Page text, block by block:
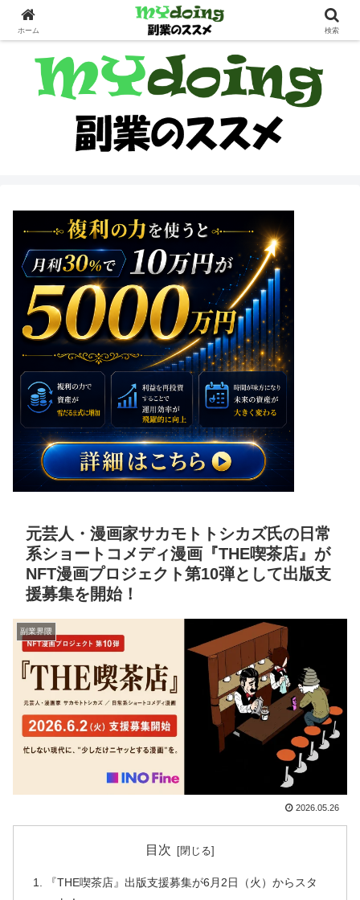
副業界隈
元芸人・漫画家サカモトトシカズ氏の日常
系ショートコメディ漫画『THE喫茶店』が
NFT漫画プロジェクト第10弾として出版支
援募集を開始！
副業界隈
2026.05.26
目次
『THE喫茶店』出版支援募集が6月2日（火）からスタ
ホーム 検索